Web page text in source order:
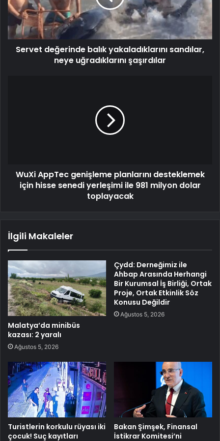
Servet değerinde balık yakaladıklarını sandılar,
neye uğradıklarını şaşırdılar
WuXi AppTec genişleme planlarını desteklemek
için hisse senedi yerleşimi ile 981 milyon dolar
toplayacak
İlgili Makaleler
Malatya’da minibüs
kazası: 2 yaralı
Ağustos 5, 2026
Çydd: Derneğimiz ile
Ahbap Arasında Herhangi
Bir Kurumsal İş Birliği, Ortak
Proje, Ortak Etkinlik Söz
Konusu Değildir
Ağustos 5, 2026
Turistlerin korkulu rüyası iki
çocuk! Suç kayıtları
Bakan Şimşek, Finansal
İstikrar Komitesi’ni